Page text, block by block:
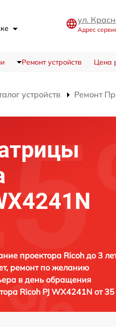
ул.
Адрес
Ремонт устройств Цена
устройств Ремонт
проектора Ricoh до 3
ремонт по желанию
в день обращения
Ricoh PJ WX4241N от